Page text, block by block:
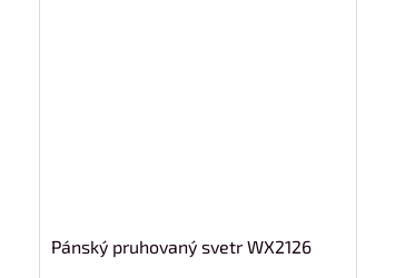
Pánský pruhovaný svetr WX2126